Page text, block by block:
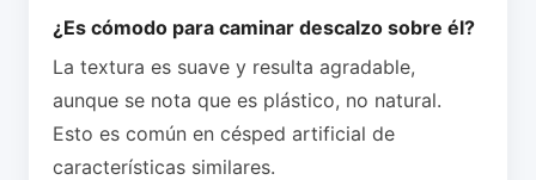
¿Es cómodo para caminar descalzo sobre él?
La textura es suave y resulta agradable,
aunque se nota que es plástico, no natural.
Esto es común en césped artificial de
características similares.